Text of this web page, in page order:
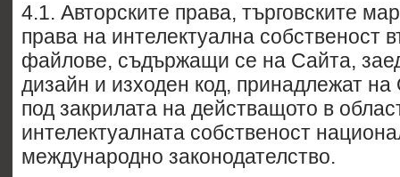
4.1. Авторските права, търговските
права на интелектуална собственост
файлове, съдържащи се на Сайта,
дизайн и изходен код, принадлежат
под закрилата на действащото в
интелектуалната собственост
международно законодателство.